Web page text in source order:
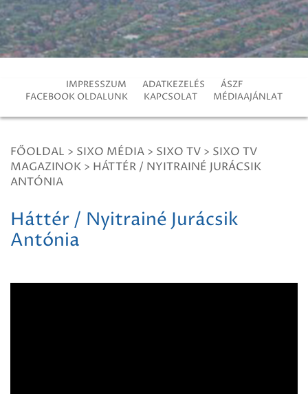
IMPRESSZUM ADATKEZELÉS
ÁSZF
FACEBOOK OLDALUNK
KAPCSOLAT MÉDIAAJÁNLAT
FŐOLDAL > SIXO MÉDIA > SIXO TV > SIXO TV
MAGAZINOK > HÁTTÉR / NYITRAINÉ JURÁCSIK
ANTÓNIA
Háttér / Nyitrainé Jurácsik
Antónia